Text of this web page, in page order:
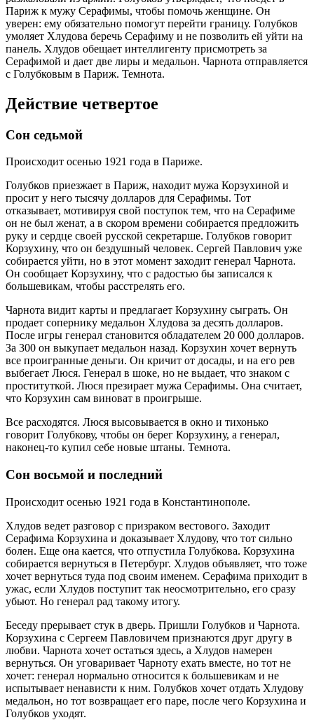
Париж к мужу Серафимы, чтобы помочь женщине. Он
уверен: ему обязательно помогут перейти границу. Голубков
умоляет Хлудова беречь Серафиму и не позволить ей уйти на
панель. Хлудов обещает интеллигенту присмотреть за
Серафимой и дает две лиры и медальон. Чарнота отправляется
с Голубковым в Париж. Темнота.
Действие четвертое
Сон седьмой
Происходит осенью 1921 года в Париже.
Голубков приезжает в Париж, находит мужа Корзухиной и
просит у него тысячу долларов для Серафимы. Тот
отказывает, мотивируя свой поступок тем, что на Серафиме
он не был женат, а в скором времени собирается предложить
руку и сердце своей русской секретарше. Голубков говорит
Корзухину, что он бездушный человек. Сергей Павлович уже
собирается уйти, но в этот момент заходит генерал Чарнота.
Он сообщает Корзухину, что с радостью бы записался к
большевикам, чтобы расстрелять его.
Чарнота видит карты и предлагает Корзухину сыграть. Он
продает сопернику медальон Хлудова за десять долларов.
После игры генерал становится обладателем 20 000 долларов.
За 300 он выкупает медальон назад. Корзухин хочет вернуть
все проигранные деньги. Он кричит от досады, и на его рев
выбегает Люся. Генерал в шоке, но не выдает, что знаком с
проституткой. Люся презирает мужа Серафимы. Она считает,
что Корзухин сам виноват в проигрыше.
Все расходятся. Люся высовывается в окно и тихонько
говорит Голубкову, чтобы он берег Корзухину, а генерал,
наконец-то купил себе новые штаны. Темнота.
Сон восьмой и последний
Происходит осенью 1921 года в Константинополе.
Хлудов ведет разговор с призраком вестового. Заходит
Серафима Корзухина и доказывает Хлудову, что тот сильно
болен. Еще она кается, что отпустила Голубкова. Корзухина
собирается вернуться в Петербург. Хлудов объявляет, что тоже
хочет вернуться туда под своим именем. Серафима приходит в
ужас, если Хлудов поступит так неосмотрительно, его сразу
убьют. Но генерал рад такому итогу.
Беседу прерывает стук в дверь. Пришли Голубков и Чарнота.
Корзухина с Сергеем Павловичем признаются друг другу в
любви. Чарнота хочет остаться здесь, а Хлудов намерен
вернуться. Он уговаривает Чарноту ехать вместе, но тот не
хочет: генерал нормально относится к большевикам и не
испытывает ненависти к ним. Голубков хочет отдать Хлудову
медальон, но тот возвращает его паре, после чего Корзухина и
Голубков уходят.